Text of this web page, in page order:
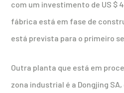
com um investimento de US $
fábrica está em fase de
está prevista para o primeiro
Outra planta que está em
zona industrial é a Dongjing